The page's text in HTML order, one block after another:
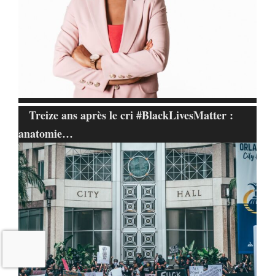
Treize ans après le cri #BlackLivesMatter :
anatomie…